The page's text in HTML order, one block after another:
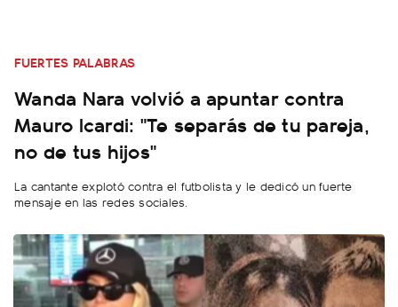
FUERTES PALABRAS
Wanda Nara volvió a apuntar contra
Mauro Icardi: "Te separás de tu pareja,
no de tus hijos"
La cantante explotó contra el futbolista y le dedicó un fuerte
mensaje en las redes sociales.